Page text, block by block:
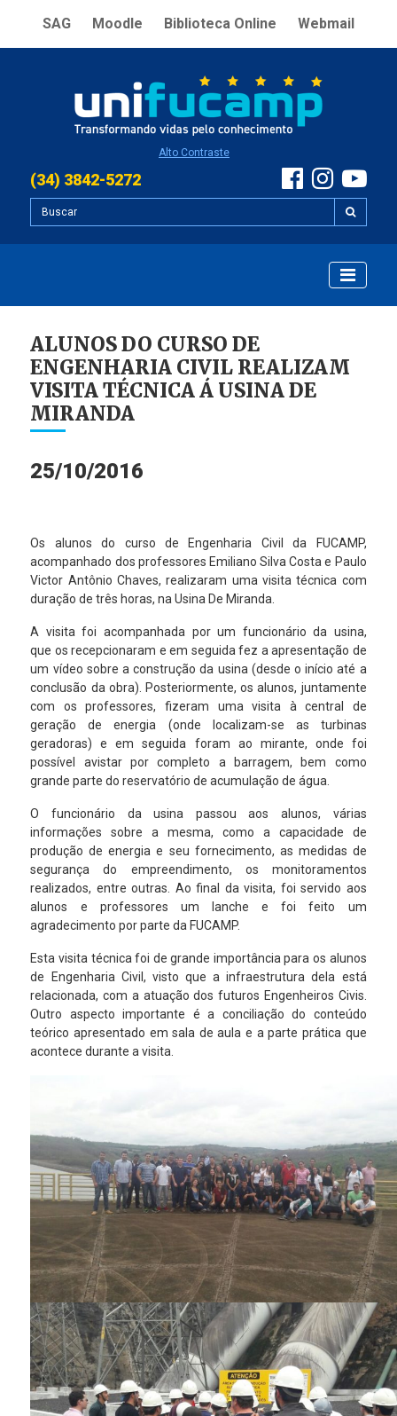
SAG Moodle Biblioteca Online Webmail
Alto Contraste
(34) 3842-5272
ALUNOS DO CURSO DE
ENGENHARIA CIVIL REALIZAM
VISITA TÉCNICA Á USINA DE
MIRANDA
25/10/2016
Os alunos do curso de Engenharia Civil da FUCAMP,
acompanhado dos professores Emiliano Silva Costa e Paulo
Victor Antônio Chaves, realizaram uma visita técnica com
duração de três horas, na Usina De Miranda.
A visita foi acompanhada por um funcionário da usina,
que os recepcionaram e em seguida fez a apresentação de
um vídeo sobre a construção da usina (desde o início até a
conclusão da obra). Posteriormente, os alunos, juntamente
com os professores, fizeram uma visita à central de
geração de energia (onde localizam-se as turbinas
geradoras) e em seguida foram ao mirante, onde foi
possível avistar por completo a barragem, bem como
grande parte do reservatório de acumulação de água.
O funcionário da usina passou aos alunos, várias
informações sobre a mesma, como a capacidade de
produção de energia e seu fornecimento, as medidas de
segurança do empreendimento, os monitoramentos
realizados, entre outras. Ao final da visita, foi servido aos
alunos e professores um lanche e foi feito um
agradecimento por parte da FUCAMP.
Esta visita técnica foi de grande importância para os alunos
de Engenharia Civil, visto que a infraestrutura dela está
relacionada, com a atuação dos futuros Engenheiros Civis.
Outro aspecto importante é a conciliação do conteúdo
teórico apresentado em sala de aula e a parte prática que
acontece durante a visita.